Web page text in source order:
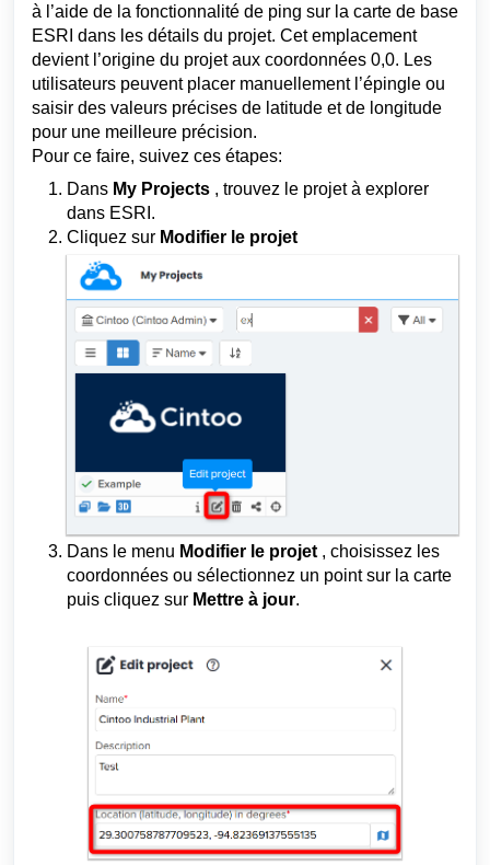
à l’aide de la fonctionnalité de ping sur la carte de base
ESRI dans les détails du projet. Cet emplacement
devient l’origine du projet aux coordonnées 0,0. Les
utilisateurs peuvent placer manuellement l’épingle ou
saisir des valeurs précises de latitude et de longitude
pour une meilleure précision.
Pour ce faire, suivez ces étapes:
Dans My Projects , trouvez le projet à explorer
dans ESRI.
Cliquez sur Modifier le projet
Dans le menu Modifier le projet , choisissez les
coordonnées ou sélectionnez un point sur la carte
puis cliquez sur Mettre à jour.